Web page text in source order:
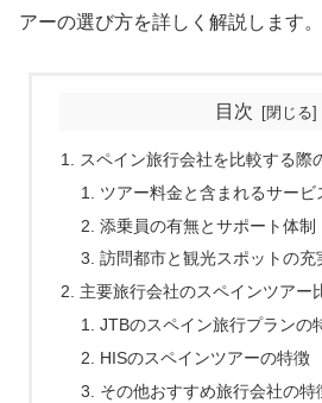
アーの選び方を詳しく解説します。
目次
スペイン旅行会社を比較する際
ツアー料金と含まれるサービ
添乗員の有無とサポート体制
訪問都市と観光スポットの充
主要旅行会社のスペインツアー
JTBのスペイン旅行プランの
HISのスペインツアーの特徴
その他おすすめ旅行会社の特